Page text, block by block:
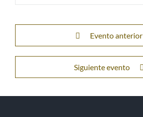
Evento anterior
Siguiente evento